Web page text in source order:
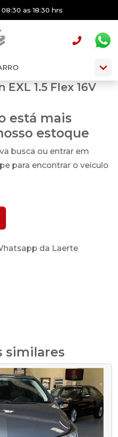
as 18:30 hrs
EXL 1.5 Flex 16V
está mais
estoque
busca ou entrar em
para encontrar o veículo
da Laerte
similares